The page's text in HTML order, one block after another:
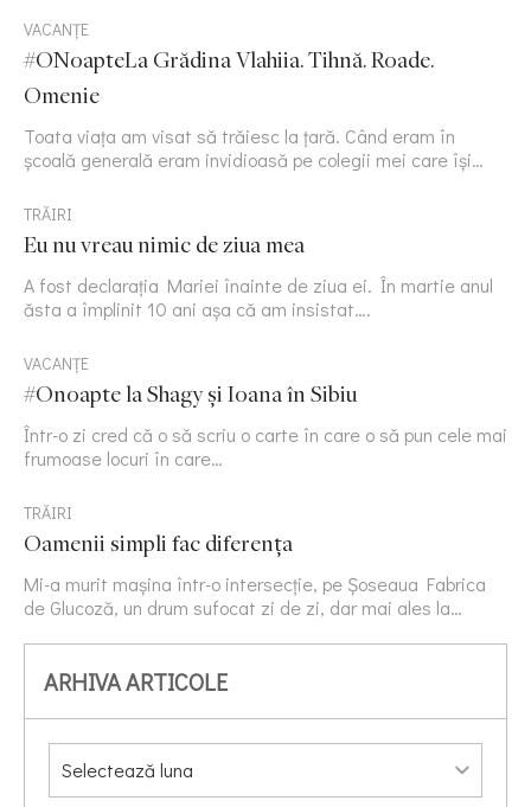
VACANȚE
#ONoapteLa Grădina Vlahiia. Tihnă. Roade.
Omenie
Toata viața am visat să trăiesc la țară. Când eram în
școală generală eram invidioasă pe colegii mei care își…
TRĂIRI
Eu nu vreau nimic de ziua mea
A fost declarația Mariei înainte de ziua ei. În martie anul
ăsta a împlinit 10 ani așa că am insistat….
VACANȚE
#Onoapte la Shagy și Ioana în Sibiu
Într-o zi cred că o să scriu o carte în care o să pun cele mai
frumoase locuri în care…
TRĂIRI
Oamenii simpli fac diferența
Mi-a murit mașina într-o intersecție, pe Șoseaua Fabrica
de Glucoză, un drum sufocat zi de zi, dar mai ales la…
ARHIVA ARTICOLE